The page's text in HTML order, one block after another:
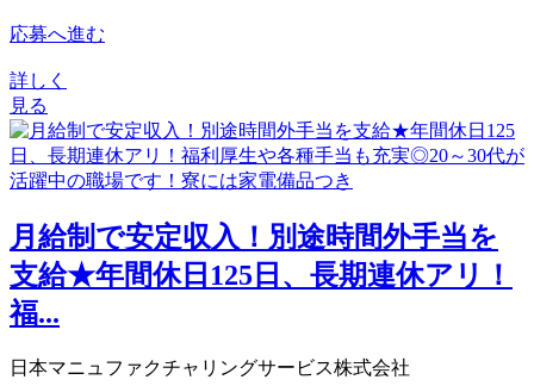
応募へ進む
詳しく
見る
月給制で安定収入！別途時間外手当を
支給★年間休日125日、長期連休アリ！
福...
日本マニュファクチャリングサービス株式会社